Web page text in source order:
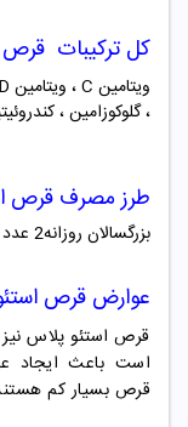
کل ترکیبات
، گلوکوزامین ،
طرز مصرف قرص
بزرگسالان روزانه2 عدد قرص با مقدار کافی آب میل شود.
عوارض قرص
قرص استئو پلاس
است باعث ایجاد
قرص بسیار کم